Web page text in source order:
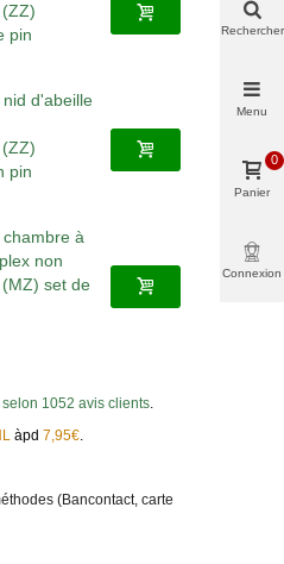
pin
d'abeille
pin
à
non
set de
selon 1052 avis clients.
àpd 7,95€.
(Bancontact, carte
Rechercher
Menu
Panier
0
Connexion